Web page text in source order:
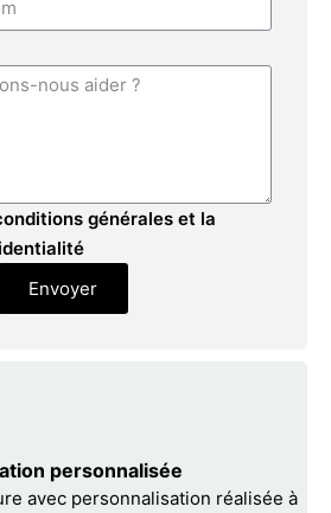
générales et la
Envoyer
personnalisée
avec personnalisation réalisée à